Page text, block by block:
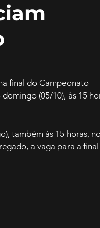
final do Campeonato
(05/10), às 15
também às 15 horas,
a vaga para a final